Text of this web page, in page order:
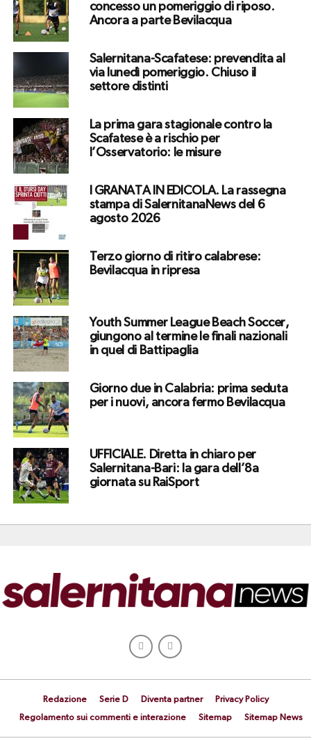
concesso un pomeriggio di riposo.
Ancora a parte Bevilacqua
Salernitana-Scafatese: prevendita al
via lunedì pomeriggio. Chiuso il
settore distinti
La prima gara stagionale contro la
Scafatese è a rischio per
l’Osservatorio: le misure
I GRANATA IN EDICOLA. La rassegna
stampa di SalernitanaNews del 6
agosto 2026
Terzo giorno di ritiro calabrese:
Bevilacqua in ripresa
Youth Summer League Beach Soccer,
giungono al termine le finali nazionali
in quel di Battipaglia
Giorno due in Calabria: prima seduta
per i nuovi, ancora fermo Bevilacqua
UFFICIALE. Diretta in chiaro per
Salernitana-Bari: la gara dell’8a
giornata su RaiSport
Redazione Serie D Diventa partner
Privacy Policy
Regolamento sui commenti e interazione
Sitemap Sitemap News